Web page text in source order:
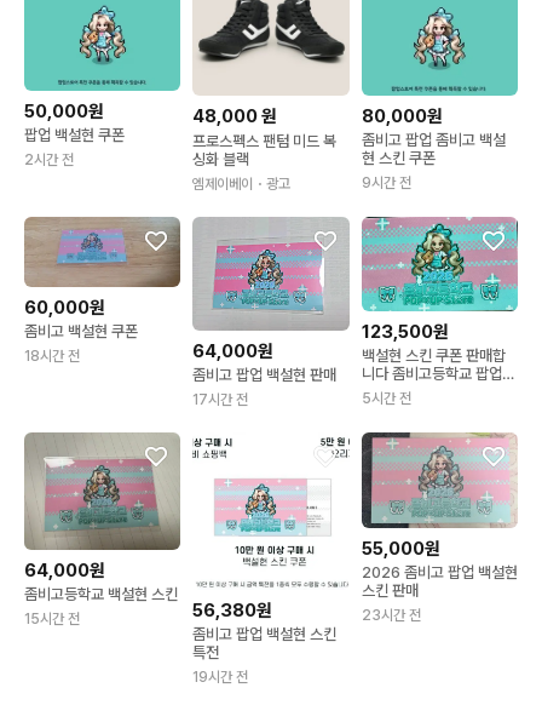
50,000원
팝업 백설현 쿠폰
2시간 전
48,000원
프로스펙스 팬텀 미드 복
싱화 블랙
엠제이베이 ・광고
80,000원
좀비고 팝업 좀비고 백설
현 스킨 쿠폰
9시간 전
60,000원
좀비고 백설현 쿠폰
18시간 전 64,000원
좀비고 팝업 백설현 판매
17시간 전
123,500원
백설현 스킨 쿠폰 판매합
니다 좀비고등학교 팝업
스토어 10만 원
5시간 전
64,000원
좀비고등학교 백설현 스킨
15시간 전 56,380원
좀비고 팝업 백설현 스킨
특전
19시간 전
55,000원
2026 좀비고 팝업 백설현
스킨 판매
23시간 전